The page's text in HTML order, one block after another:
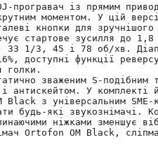
програвач із прямим
моментом. У цій
кнопки для зручнішого
стартове зусилля до
33 1/3, 45 і 78 об/хв.
доступні функції
голки.
зваженим S-подібним
і антискейтом. У комплекті
Black з універсальним SME-
будь-які звукознімачі.
ніжками зменшує
Ortofon OM Black,